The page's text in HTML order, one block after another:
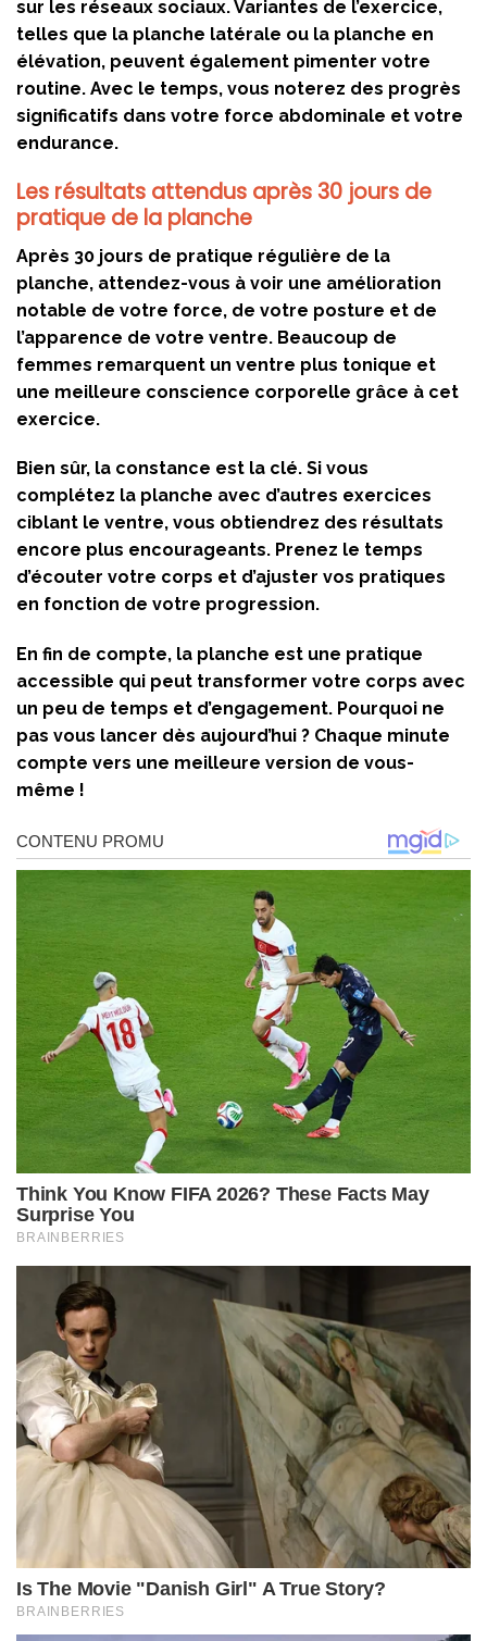
sur les réseaux sociaux. Variantes de l’exercice,
telles que la planche latérale ou la planche en
élévation, peuvent également pimenter votre
routine. Avec le temps, vous noterez des progrès
significatifs dans votre force abdominale et votre
endurance.
Les résultats attendus après 30 jours de
pratique de la planche
Après 30 jours de pratique régulière de la
planche, attendez-vous à voir une amélioration
notable de votre force, de votre posture et de
l’apparence de votre ventre. Beaucoup de
femmes remarquent un ventre plus tonique et
une meilleure conscience corporelle grâce à cet
exercice.
Bien sûr, la constance est la clé. Si vous
complétez la planche avec d’autres exercices
ciblant le ventre, vous obtiendrez des résultats
encore plus encourageants. Prenez le temps
d’écouter votre corps et d’ajuster vos pratiques
en fonction de votre progression.
En fin de compte, la planche est une pratique
accessible qui peut transformer votre corps avec
un peu de temps et d’engagement. Pourquoi ne
pas vous lancer dès aujourd’hui ? Chaque minute
compte vers une meilleure version de vous-
même !